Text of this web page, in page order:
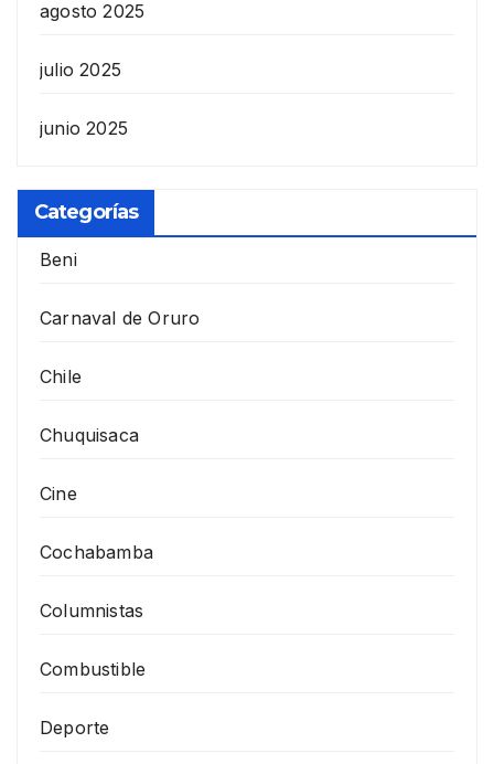
agosto 2025
julio 2025
junio 2025
Categorías
Beni
Carnaval de Oruro
Chile
Chuquisaca
Cine
Cochabamba
Columnistas
Combustible
Deporte